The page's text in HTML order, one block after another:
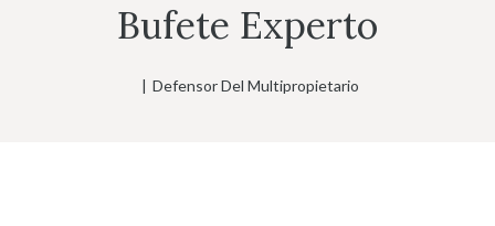
Bufete Experto
| Defensor Del Multipropietario